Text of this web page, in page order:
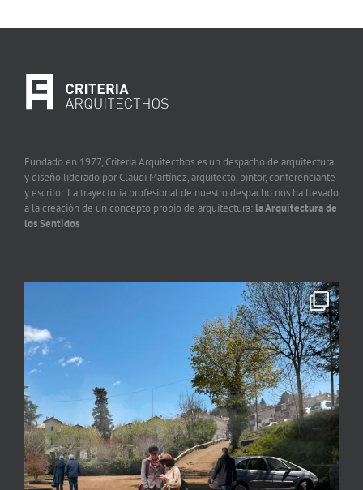
Fundado en 1977, Criteria Arquitecthos es un despacho de arquitectura
y diseño liderado por Claudi Martínez, arquitecto, pintor, conferenciante
y escritor. La trayectoria profesional de nuestro despacho nos ha llevado
a la creación de un concepto propio de arquitectura: la Arquitectura de
los Sentidos